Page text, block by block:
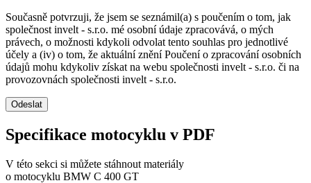
Současně potvrzuji, že jsem se seznámil(a) s poučením o tom, jak
společnost invelt - s.r.o. mé osobní údaje zpracovává, o mých
právech, o možnosti kdykoli odvolat tento souhlas pro jednotlivé
účely a (iv) o tom, že aktuální znění Poučení o zpracování osobních
údajů mohu kdykoliv získat na webu společnosti invelt - s.r.o. či na
provozovnách společnosti invelt - s.r.o.
Odeslat
Specifikace motocyklu v PDF
V této sekci si můžete stáhnout materiály
o motocyklu BMW C 400 GT